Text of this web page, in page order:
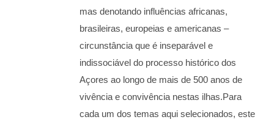
mas denotando influências africanas,
brasileiras, europeias e americanas –
circunstância que é inseparável e
indissociável do processo histórico dos
Açores ao longo de mais de 500 anos de
vivência e convivência nestas ilhas.Para
cada um dos temas aqui selecionados, este